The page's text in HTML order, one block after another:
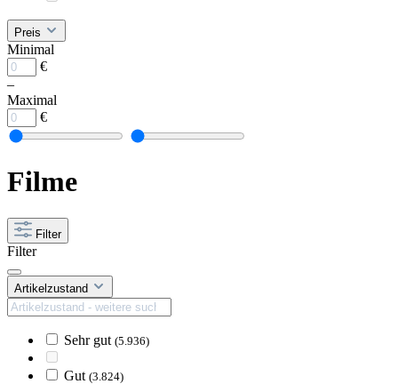
Preis
Minimal
€
–
Maximal
€
Filme
Filter
Filter
Artikelzustand
Sehr gut (5.936)
Gut (3.824)